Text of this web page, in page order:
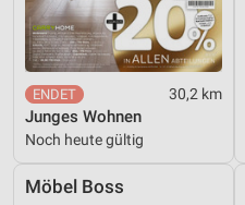
30,2 km
Junges Wohnen
Noch heute gültig
Möbel Boss